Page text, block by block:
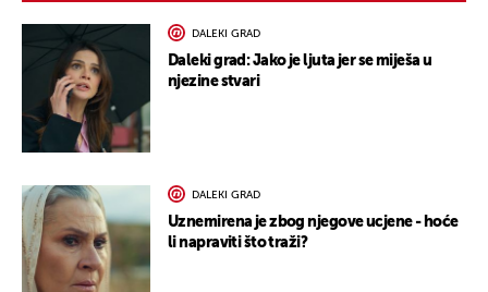
DALEKI GRAD
Daleki grad: Jako je ljuta jer se miješa u
njezine stvari
DALEKI GRAD
Uznemirena je zbog njegove ucjene - hoće
li napraviti što traži?